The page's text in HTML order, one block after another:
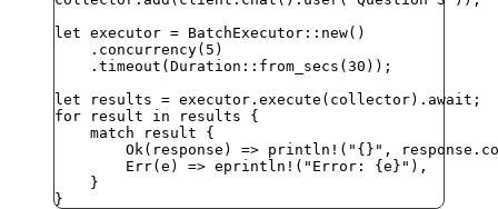
let executor = BatchExecutor :: new()
. concurrency( 5 )
. timeout (Duration :: from_secs ( 30 ));
let
results = executor . execute ( collector) . await ;
for
result in results {
match
result {
Ok( response ) => println! ( " {} " , response .
Err( e ) => eprintln! ( " Error: {e} " ),
}
}